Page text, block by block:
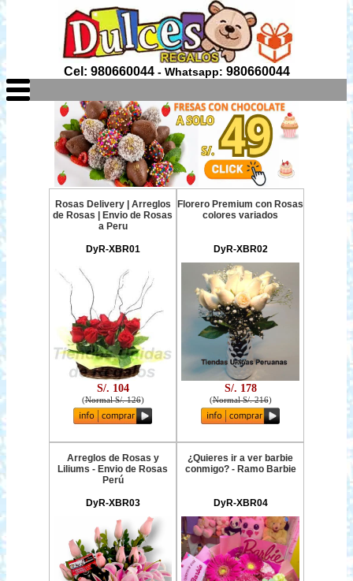
Cel: 980660044- Whatsapp: 980660044
Rosas Delivery | Arreglos
de Rosas | Envio de Rosas
a Peru
DyR-XBR01
S/. 104
(Normal S/. 126)
Florero Premium con Rosas
colores variados
DyR-XBR02
S/. 178
(Normal S/. 216)
Arreglos de Rosas y
Liliums - Envio de Rosas
Perú
DyR-XBR03
¿Quieres ir a ver barbie
conmigo? - Ramo Barbie
DyR-XBR04